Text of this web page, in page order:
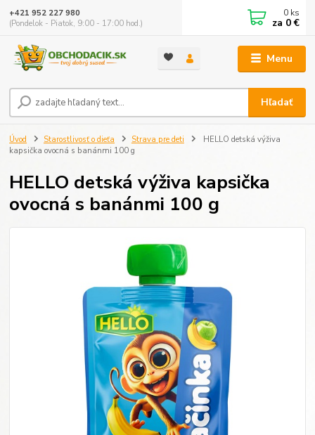
Menu
Hľadať
+421 952 227 980
(Pondelok - Piatok, 9:00 - 17:00 hod.)
0 ks
za 0 €
Úvod Starostlivosť o dieťa Strava pre deti
HELLO detská výživa
kapsička ovocná s banánmi 100 g
HELLO detská výživa kapsička
ovocná s banánmi 100 g